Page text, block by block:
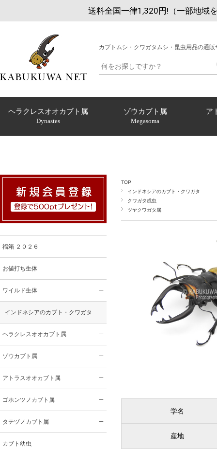
送料全国一律1,320円!（一部地域
カブトムシ・クワガタムシ・昆虫用品の通販
ヘラクレスオオカブト属
Dynastes
ゾウカブト属
Megasoma
ア
TOP
インドネシアのカブト・クワガタ
クワガタ成虫
ツヤクワガタ属
学名
産地
福箱 ２０２６
お値打ち生体
ワイルド生体
インドネシアのカブト・クワガタ
ヘラクレスオオカブト属
ゾウカブト属
アトラスオオカブト属
ゴホンツノカブト属
タテヅノカブト属
カブト幼虫